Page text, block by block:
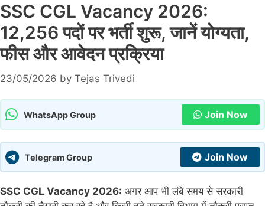
SSC CGL Vacancy 2026:
12,256 पदों पर भर्ती शुरू, जानें योग्यता,
फीस और आवेदन प्रक्रिया
23/05/2026 by Tejas Trivedi
WhatsApp Group Join Now
Telegram Group Join Now
SSC CGL Vacancy 2026: अगर आप भी लंबे समय से सरकारी